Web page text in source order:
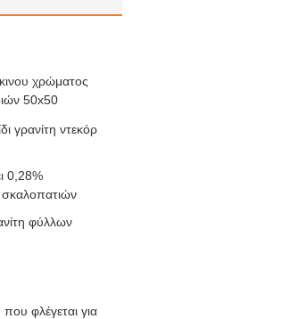
χρώματος
50x50
γρανίτη ντεκόρ
0,28%
φύλλων
φλέγεται για